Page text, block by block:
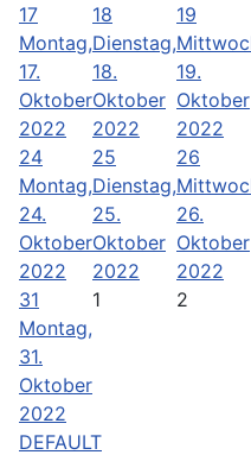
17
Montag,
17.
Oktober
2022
18
Dienstag,
18.
Oktober
2022
19
19.
Oktober
2022
24
Montag,
24.
Oktober
2022
25
Dienstag,
25.
Oktober
2022
26
26.
Oktober
2022
31
Montag,
31.
Oktober
2022
1 2
DEFAULT